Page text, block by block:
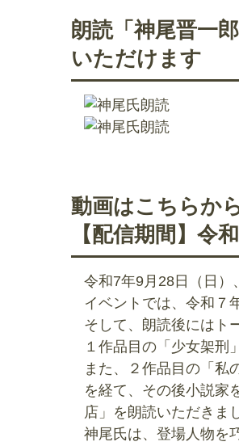
朗読「神尾晋一
いただけます
動画はこちらか
【配信期間】令
令和7年9月28日（日）
イベントでは、令和７
そして、朗読後にはト
１作品目の「少女架刑
また、２作品目の「
を経て、その後小説家
店」を朗読いただきま
神尾氏は、登場人物を